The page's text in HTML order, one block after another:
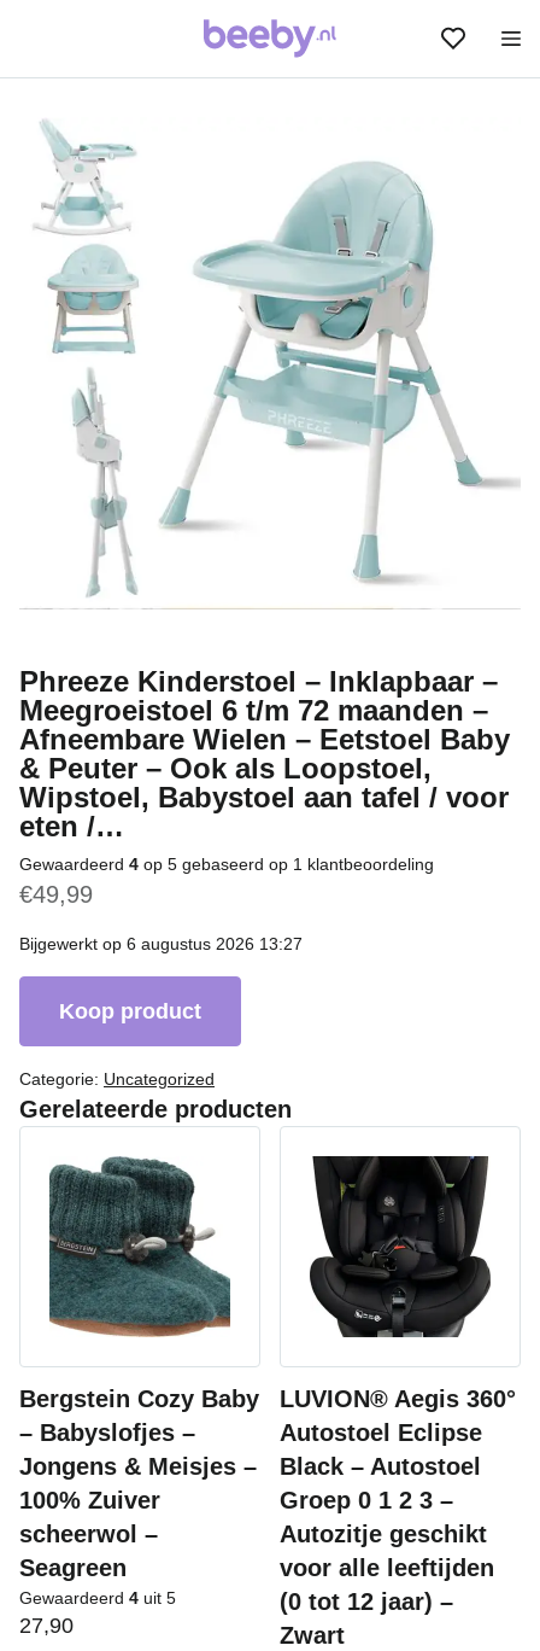
Phreeze Kinderstoel – Inklapbaar –
Meegroeistoel 6 t/m 72 maanden –
Afneembare Wielen – Eetstoel Baby
& Peuter – Ook als Loopstoel,
Wipstoel, Babystoel aan tafel / voor
eten /…
Gewaardeerd 4 op 5 gebaseerd op 1 klantbeoordeling
€49,99
Bijgewerkt op 6 augustus 2026 13:27
Koop product
Categorie: Uncategorized
Gerelateerde producten
Bergstein Cozy Baby
– Babyslofjes –
Jongens & Meisjes –
100% Zuiver
scheerwol –
Seagreen
Gewaardeerd 4 uit 5
27,90
LUVION® Aegis 360°
Autostoel Eclipse
Black – Autostoel
Groep 0 1 2 3 –
Autozitje geschikt
voor alle leeftijden
(0 tot 12 jaar) –
Zwart